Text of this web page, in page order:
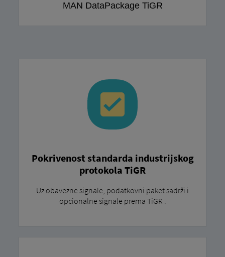
MAN DataPackage TiGR
Pokrivenost standarda industrijskog
protokola TiGR
Uz obavezne signale, podatkovni paket sadrži i
opcionalne signale prema TiGR .